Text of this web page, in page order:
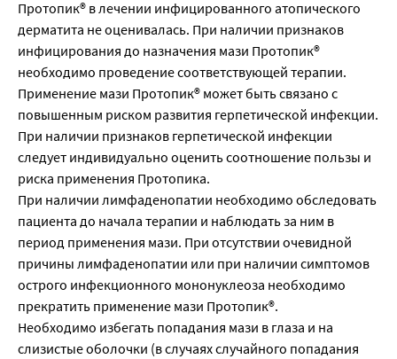
Протопик® в лечении инфицированного атопического
дерматита не оценивалась. При наличии признаков
инфицирования до назначения мази Протопик®
необходимо проведение соответствующей терапии.
Применение мази Протопик® может быть связано с
повышенным риском развития герпетической инфекции.
При наличии признаков герпетической инфекции
следует индивидуально оценить соотношение пользы и
риска применения Протопика.
При наличии лимфаденопатии необходимо обследовать
пациента до начала терапии и наблюдать за ним в
период применения мази. При отсутствии очевидной
причины лимфаденопатии или при наличии симптомов
острого инфекционного мононуклеоза необходимо
прекратить применение мази Протопик®.
Необходимо избегать попадания мази в глаза и на
слизистые оболочки (в случаях случайного попадания